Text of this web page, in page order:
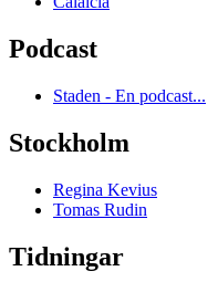
Podcast
Staden - En podcast...
Stockholm
Regina Kevius
Tomas Rudin
Tidningar